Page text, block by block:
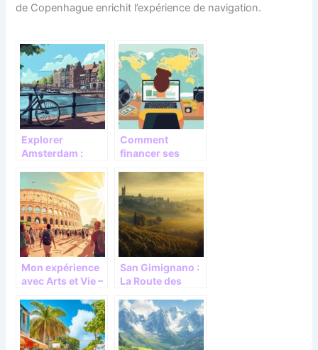
de Copenhague enrichit l’expérience de navigation.
Explorer
Amsterdam :
pratiques pour
un séjour
inoubliable
Comment
financer ses
crowdfunding :
retours
d’expérience et
conseils
pratiques
Mon expérience
avec Arts et Vie –
culturels
organisés :
retour d’une
San Gimignano :
La Route des
Manhattan du
Moyen Âge